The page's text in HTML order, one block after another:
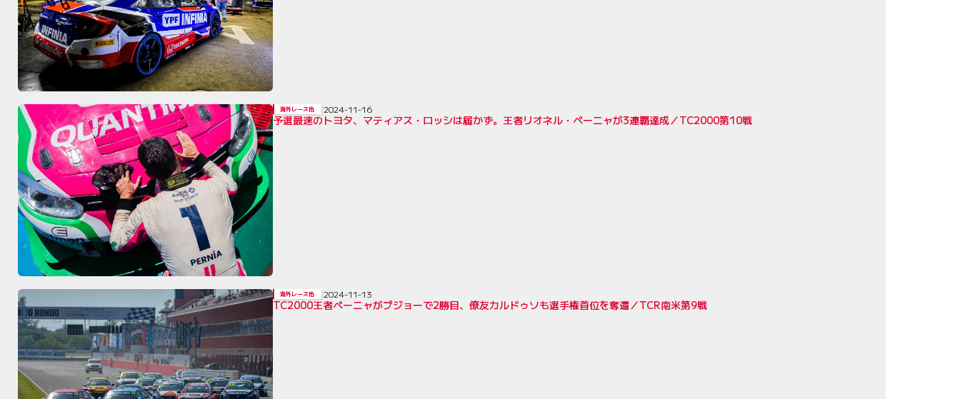
予選最速のトヨタ、マティアス・ロッシは届かず。王者リオネル・ペーニャが3連覇達成／TC2000第10戦
海外レース他 2024-11-16
TC2000王者ペーニャがプジョーで2勝目、僚友カルドゥソも選手権首位を奪還／TCR南米第9戦
海外レース他 2024-11-13